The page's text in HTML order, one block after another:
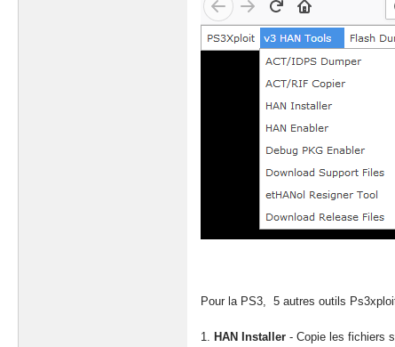
Pour la PS3, 5 autres outils
1. HAN Installer - Copie les fichiers